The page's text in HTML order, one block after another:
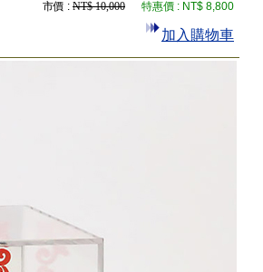
市價 : NT$ 10,000 特惠價 : NT$ 8,800
加入購物車